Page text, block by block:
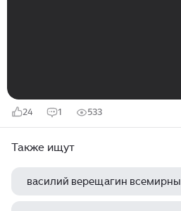
24 1 533
Также ищут
василий верещагин